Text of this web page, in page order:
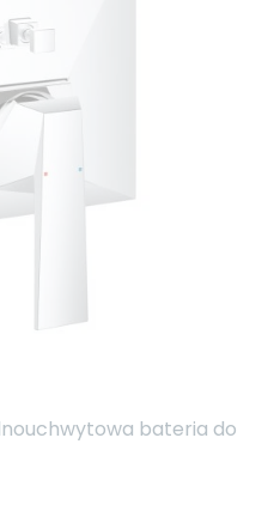
bateria do